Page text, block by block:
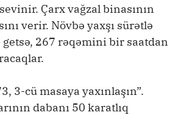
Çarx vağzal binasının
verir. Növbə yaxşı sürətlə
267 rəqəmini bir saatdan
3-cü masaya yaxınlaşın”.
dabanı 50 karatlıq